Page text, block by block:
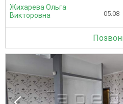
Жихарева Ольга
Викторовна
05.08